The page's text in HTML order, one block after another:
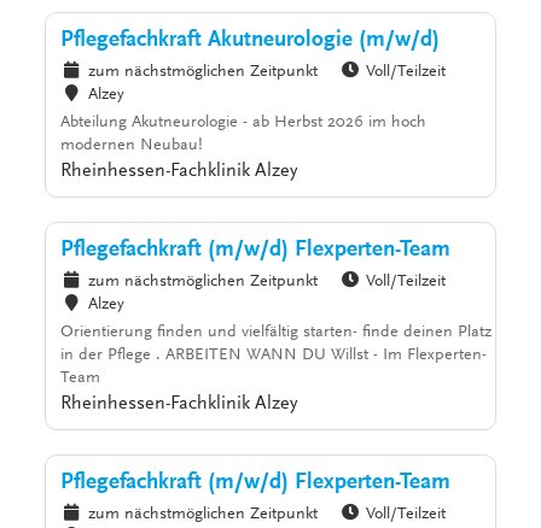
Pflegefachkraft Akutneurologie (m/w/d)
zum nächstmöglichen Zeitpunkt
Voll/Teilzeit
Alzey
Abteilung Akutneurologie - ab Herbst 2026 im hoch
modernen Neubau!
Rheinhessen-Fachklinik Alzey
Pflegefachkraft (m/w/d) Flexperten-Team
zum nächstmöglichen Zeitpunkt
Voll/Teilzeit
Alzey
Orientierung finden und vielfältig starten- finde deinen Platz
in der Pflege . ARBEITEN WANN DU Willst - Im Flexperten-
Team
Rheinhessen-Fachklinik Alzey
Pflegefachkraft (m/w/d) Flexperten-Team
zum nächstmöglichen Zeitpunkt
Voll/Teilzeit